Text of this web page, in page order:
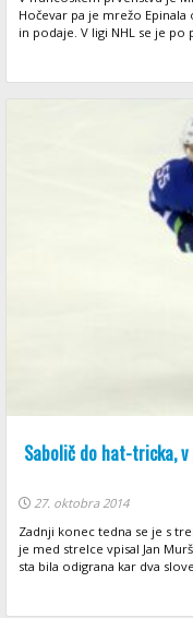
Hočevar pa je mrežo
in podaje. V ligi NHL se je po
Sabolič do hat-tricka,
27. oktobra 2014
Zadnji konec tedna se je s
je med strelce vpisal Jan
sta bila odigrana kar dva